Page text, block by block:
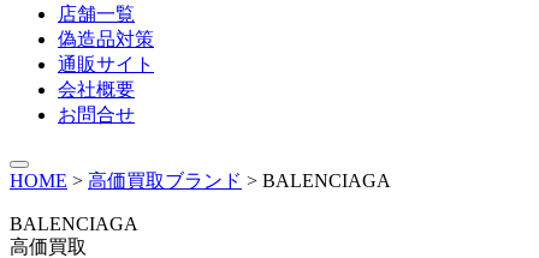
店舗一覧
偽造品対策
通販サイト
会社概要
お問合せ
HOME > 高価買取ブランド > BALENCIAGA
BALENCIAGA
高価買取